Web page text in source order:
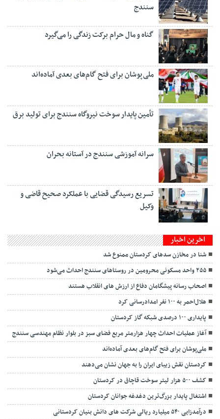
سنندج
گناه و مال حرام برکت زندگی را می‌گیرد
ملی‌پوشان برای فتح گام‌های بعدی آماده‌اند
تأمین پایدار سوخت نیروگاه سنندج برای تولید برق
سرانه آموزشی سنندج در آستانه بحران
تسریع رسیدگی قضایی با عملکرد صحیح قاضی و
وکیل
اخرین اخبار
شنا در مخازن سدهای کردستان ممنوع شد
۲۵۵ واحد مسکونی محرومین در روستاهای سنندج احداث می‌شود
اصحاب رسانه پیشگامان دفاع از ارزش های انقلاب هستند
هلال‌احمر به ۱۰۰ نفر امدادرسانی کرد
پایداری ۱۰۰ درصدی شبکه گاز کردستان
آغاز عملیات احداث چهار هزارمتر مربع فضای سبز در بلوار نظام مهندسی سنندج
ملی‌پوشان برای فتح گام‌های بعدی آماده‌اند
کردستان نقش زیبای ایران را به جهان نشان می‌دهند
کشف ۵۰۰ هزار لیتر سوخت قاچاق در کردستان
اشتغال پایدار بزرگ‌ترین دغدغه جوانان کردستان
درآمدزایی ۵۴۰ میلیارد ریالی شرکت های دانش بنیان کردستانی